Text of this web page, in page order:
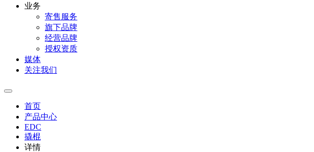
业务
寄售服务
旗下品牌
经营品牌
授权资质
媒体
关注我们
首页
产品中心
EDC
撬棍
详情